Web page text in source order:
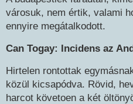
városuk, nem értik, valami
ennyire megátalkodott.
Can Togay: Incidens az
Hirtelen rontottak
közül kicsapódva. Rövid,
harcot követoen a két